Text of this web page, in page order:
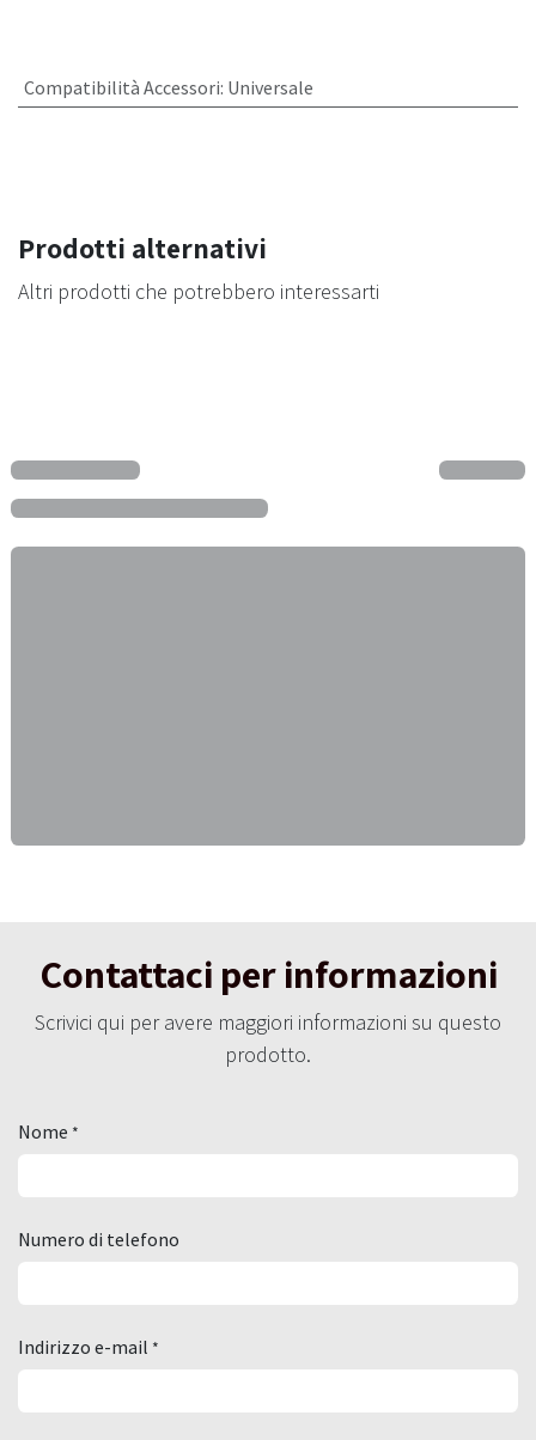
Compatibilità Accessori: Universale
Prodotti alternativi
Altri prodotti che potrebbero interessarti
Contattaci per informazioni
Scrivici qui per avere maggiori informazioni su questo
prodotto.
Nome *
Numero di telefono
Indirizzo e-mail *